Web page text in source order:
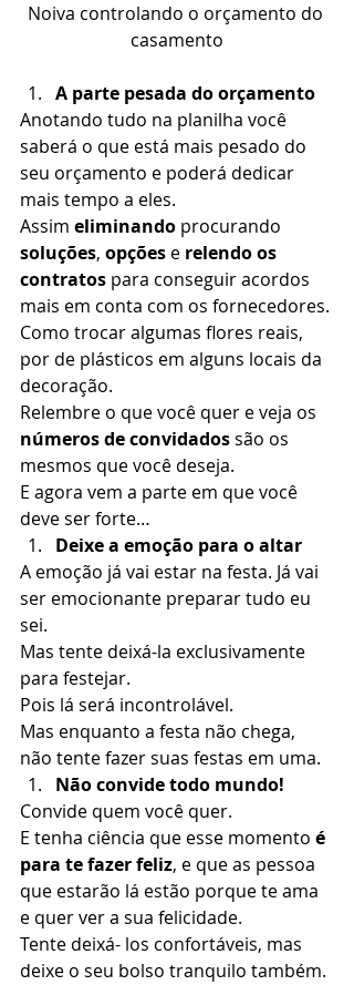
Noiva controlando o orçamento do
casamento
A parte pesada do orçamento
Anotando tudo na planilha você
saberá o que está mais pesado do
seu orçamento e poderá dedicar
mais tempo a eles.
Assim eliminando procurando
soluções, opções e relendo os
contratos para conseguir acordos
mais em conta com os fornecedores.
Como trocar algumas flores reais,
por de plásticos em alguns locais da
decoração.
Relembre o que você quer e veja os
números de convidados são os
mesmos que você deseja.
E agora vem a parte em que você
deve ser forte…
Deixe a emoção para o altar
A emoção já vai estar na festa. Já vai
ser emocionante preparar tudo eu
sei.
Mas tente deixá-la exclusivamente
para festejar.
Pois lá será incontrolável.
Mas enquanto a festa não chega,
não tente fazer suas festas em uma.
Não convide todo mundo!
Convide quem você quer.
E tenha ciência que esse momento é
para te fazer feliz, e que as pessoa
que estarão lá estão porque te ama
e quer ver a sua felicidade.
Tente deixá- los confortáveis, mas
deixe o seu bolso tranquilo também.